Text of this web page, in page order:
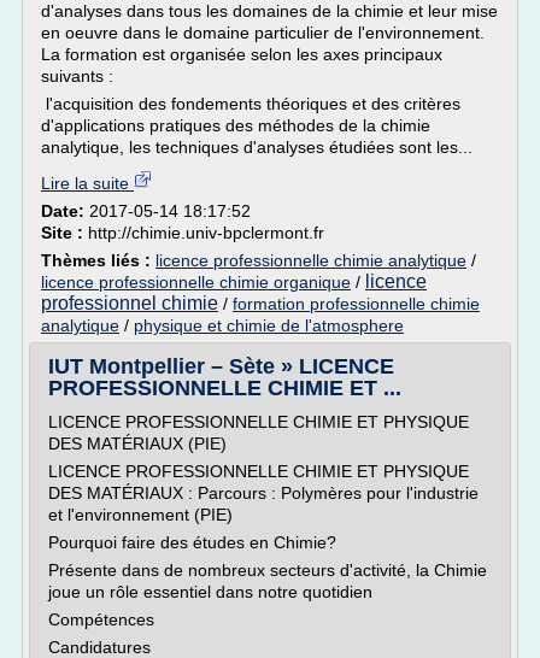
d'analyses dans tous les domaines de la chimie et leur mise
en oeuvre dans le domaine particulier de l'environnement.
La formation est organisée selon les axes principaux
suivants :
l'acquisition des fondements théoriques et des critères
d'applications pratiques des méthodes de la chimie
analytique, les techniques d'analyses étudiées sont les...
Lire la suite
Date: 2017-05-14 18:17:52
Site : http://chimie.univ-bpclermont.fr
Thèmes liés : licence professionnelle chimie analytique /
licence professionnelle chimie organique / licence
professionnel chimie / formation professionnelle chimie
analytique / physique et chimie de l'atmosphere
IUT Montpellier – Sète » LICENCE
PROFESSIONNELLE CHIMIE ET ...
LICENCE PROFESSIONNELLE CHIMIE ET PHYSIQUE
DES MATÉRIAUX (PIE)
LICENCE PROFESSIONNELLE CHIMIE ET PHYSIQUE
DES MATÉRIAUX : Parcours : Polymères pour l'industrie
et l'environnement (PIE)
Pourquoi faire des études en Chimie?
Présente dans de nombreux secteurs d'activité, la Chimie
joue un rôle essentiel dans notre quotidien
Compétences
Candidatures